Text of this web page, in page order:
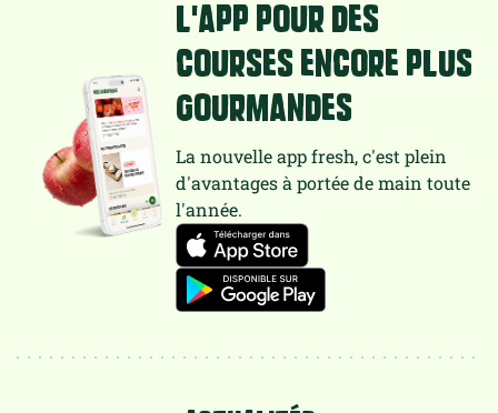
L'app pour des
courses encore plus
gourmandes
La nouvelle app fresh, c'est plein
d'avantages à portée de main toute
l'année.